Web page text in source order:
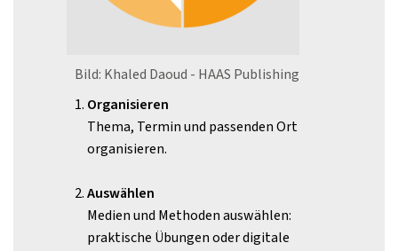
Bild: Khaled Daoud - HAAS Publishing
Organisieren
Thema, Termin und passenden Ort
organisieren.
Auswählen
Medien und Methoden auswählen:
praktische Übungen oder digitale